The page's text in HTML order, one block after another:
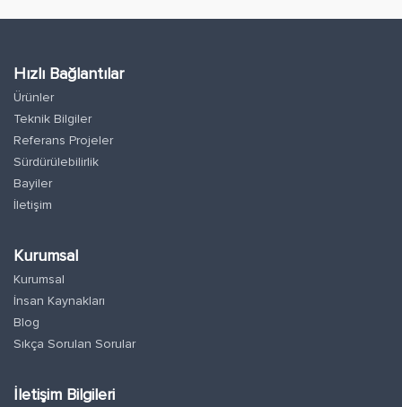
Hızlı Bağlantılar
Ürünler
Teknik Bilgiler
Referans Projeler
Sürdürülebilirlik
Bayiler
İletişim
Kurumsal
Kurumsal
İnsan Kaynakları
Blog
Sıkça Sorulan Sorular
İletişim Bilgileri